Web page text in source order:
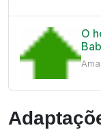
O